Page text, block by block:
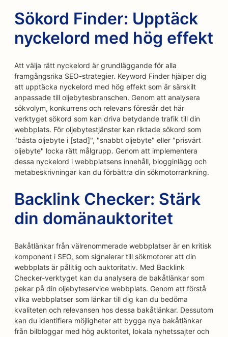
Sökord Finder: Upptäck
nyckelord med hög effekt
Att välja rätt nyckelord är grundläggande för alla
framgångsrika SEO-strategier. Keyword Finder hjälper dig
att upptäcka nyckelord med hög effekt som är särskilt
anpassade till oljebytesbranschen. Genom att analysera
sökvolym, konkurrens och relevans föreslår det här
verktyget sökord som kan driva betydande trafik till din
webbplats. För oljebytestjänster kan riktade sökord som
"bästa oljebyte i [stad]", "snabbt oljebyte" eller "prisvärt
oljebyte" locka rätt målgrupp. Genom att implementera
dessa nyckelord i webbplatsens innehåll, blogginlägg och
metabeskrivningar kan du förbättra din sökmotorrankning.
Backlink Checker: Stärk
din domänauktoritet
Bakåtlänkar från välrenommerade webbplatser är en kritisk
komponent i SEO, som signalerar till sökmotorer att din
webbplats är pålitlig och auktoritativ. Med Backlink
Checker-verktyget kan du analysera de bakåtlänkar som
pekar på din oljebyteservice webbplats. Genom att förstå
vilka webbplatser som länkar till dig kan du bedöma
kvaliteten och relevansen hos dessa bakåtlänkar. Dessutom
kan du identifiera möjligheter att bygga nya bakåtlänkar
från bilbloggar med hög auktoritet, lokala nyhetssajter och